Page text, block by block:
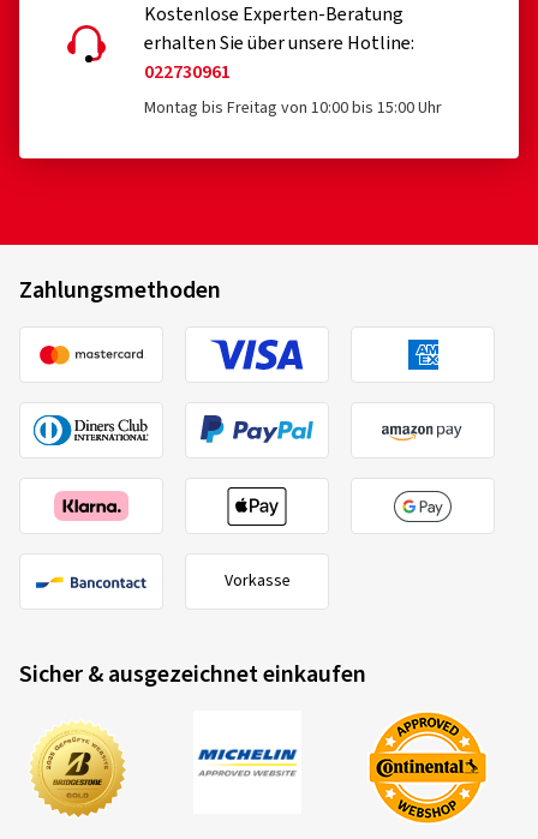
Kostenlose Experten-Beratung
erhalten Sie über unsere Hotline:
022730961
Montag bis Freitag von 10:00 bis 15:00 Uhr
Zahlungsmethoden
Vorkasse
Sicher & ausgezeichnet einkaufen